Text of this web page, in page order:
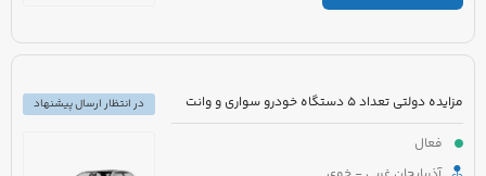
مزایده دولتی تعداد 5 دستگاه خودرو سواری و وانت
فعال
در انتظار ارسال پیشنهاد